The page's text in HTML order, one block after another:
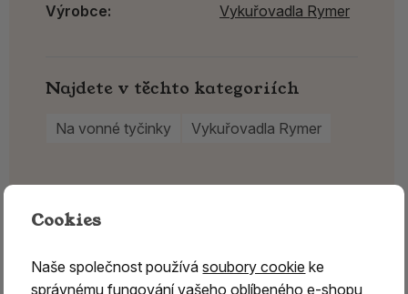
Výrobce:
Vykuřovadla Rymer
Najdete v těchto kategoriích
Na vonné tyčinky Vykuřovadla Rymer
Cookies
Naše společnost používásoubory cookie ke
správnému fungování vašeho oblíbeného e-shopu,